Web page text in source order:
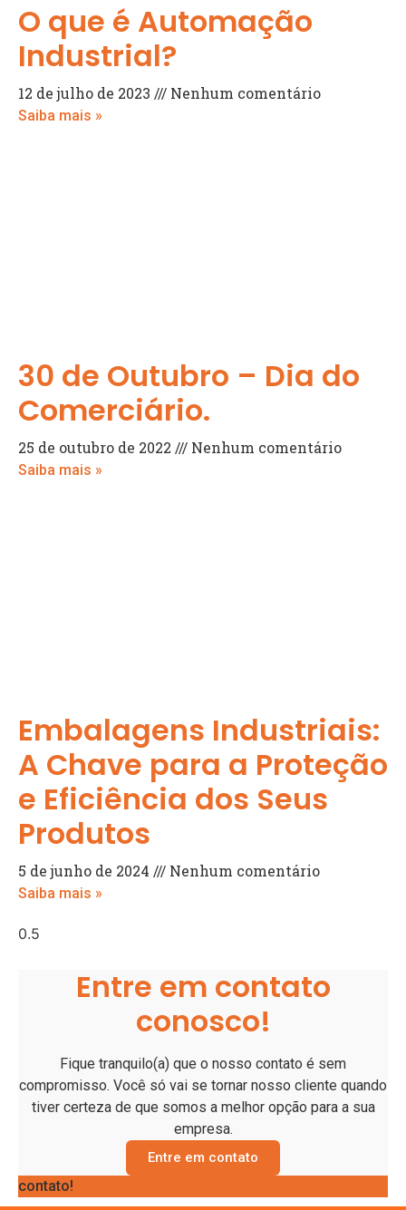
O que é Automação
Industrial?
12 de julho de 2023 Nenhum comentário
Saiba mais »
30 de Outubro – Dia do
Comerciário.
25 de outubro de 2022 Nenhum comentário
Saiba mais »
Embalagens Industriais:
A Chave para a Proteção
e Eficiência dos Seus
Produtos
5 de junho de 2024 Nenhum comentário
Saiba mais »
Entre em contato
conosco!
Fique tranquilo(a) que o nosso contato é sem
compromisso. Você só vai se tornar nosso cliente quando
tiver certeza de que somos a melhor opção para a sua
empresa.
Entre em contato
contato!